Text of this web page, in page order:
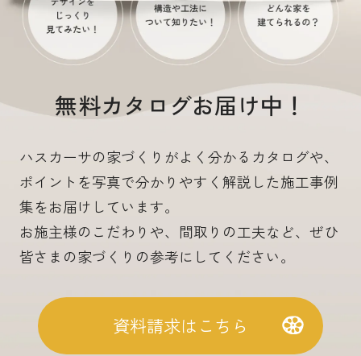
無料カタログお届け中！
ハスカーサの家づくりがよく分かるカタログや、
ポイントを写真で分かりやすく解説した施工事例
集をお届けしています。
お施主様のこだわりや、間取りの工夫など、ぜひ
皆さまの家づくりの参考にしてください。
資料請求はこちら